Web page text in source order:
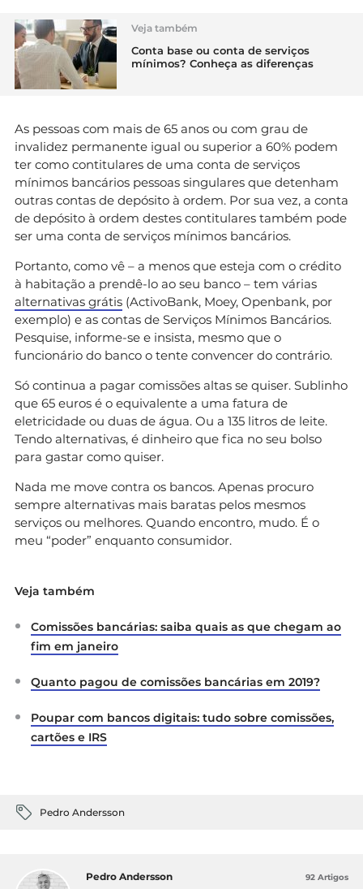
Veja também
Conta base ou conta de serviços
mínimos? Conheça as diferenças
As pessoas com mais de 65 anos ou com grau de
invalidez permanente igual ou superior a 60% podem
ter como contitulares de uma conta de serviços
mínimos bancários pessoas singulares que detenham
outras contas de depósito à ordem. Por sua vez, a conta
de depósito à ordem destes contitulares também pode
ser uma conta de serviços mínimos bancários.
Portanto, como vê – a menos que esteja com o crédito
à habitação a prendê-lo ao seu banco – tem várias
alternativas grátis (ActivoBank, Moey, Openbank, por
exemplo) e as contas de Serviços Mínimos Bancários.
Pesquise, informe-se e insista, mesmo que o
funcionário do banco o tente convencer do contrário.
Só continua a pagar comissões altas se quiser. Sublinho
que 65 euros é o equivalente a uma fatura de
eletricidade ou duas de água. Ou a 135 litros de leite.
Tendo alternativas, é dinheiro que fica no seu bolso
para gastar como quiser.
Nada me move contra os bancos. Apenas procuro
sempre alternativas mais baratas pelos mesmos
serviços ou melhores. Quando encontro, mudo. É o
meu “poder” enquanto consumidor.
Veja também
Comissões bancárias: saiba quais as que chegam ao
fim em janeiro
Quanto pagou de comissões bancárias em 2019?
Poupar com bancos digitais: tudo sobre comissões,
cartões e IRS
Pedro Andersson
Pedro Andersson 92 Artigos